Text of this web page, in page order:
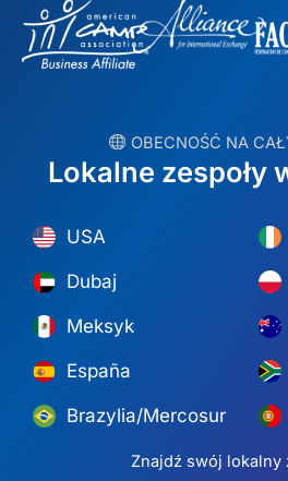
OBECNOŚĆ NA
Lokalne zespoły
USA
Dubaj
Meksyk
España
Brazylia/Mercosur
Znajdź swój lokalny